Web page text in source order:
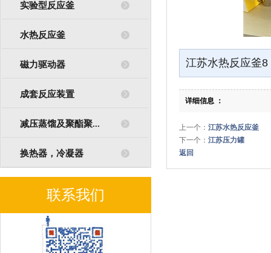
实验型反应釜
水热反应釜
磁力驱动器
成套反应装置
减压蒸馏及聚酯聚...
换热器，冷凝器
联系我们
江苏水热反应釜8
详细信息 ：
上一个： 江苏水热反应釜
下一个： 江苏压力罐
返回